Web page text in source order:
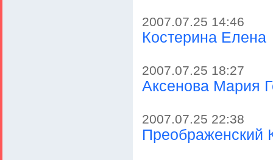
2007.07.25 14:46
Костерина Елена
2007.07.25 18:27
Аксенова Мария
2007.07.25 22:38
Преображенский